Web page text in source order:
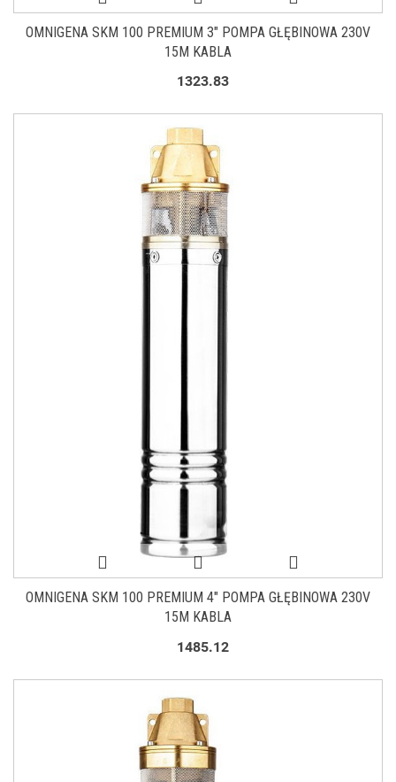
OMNIGENA SKM 100 PREMIUM 3" POMPA GŁĘBINOWA 230V
15M KABLA
1323.83
OMNIGENA SKM 100 PREMIUM 4" POMPA GŁĘBINOWA 230V
15M KABLA
1485.12